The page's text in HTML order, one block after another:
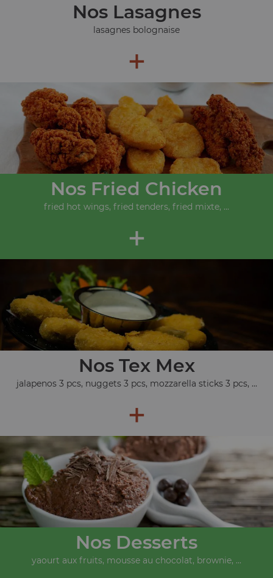
Nos Lasagnes
lasagnes bolognaise
+
Nos Fried Chicken
fried hot wings, fried tenders, fried mixte, ...
+
Nos Tex Mex
jalapenos 3 pcs, nuggets 3 pcs, mozzarella sticks 3 pcs, ...
+
Nos Desserts
yaourt aux fruits, mousse au chocolat, brownie, ...